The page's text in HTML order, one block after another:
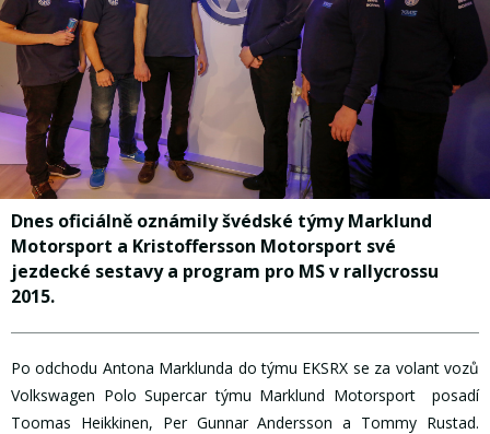
Dnes oficiálně oznámily švédské týmy Marklund
Motorsport a Kristoffersson Motorsport své
jezdecké sestavy a program pro MS v rallycrossu
2015.
Po odchodu Antona Marklunda do týmu EKSRX se za volant vozů
Volkswagen PoloSupercartýmu Marklund Motorsport posadí
Toomas Heikkinen, Per Gunnar Andersson a Tommy Rustad.